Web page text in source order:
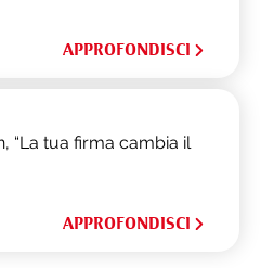
APPROFONDISCI
“La tua firma cambia il
APPROFONDISCI